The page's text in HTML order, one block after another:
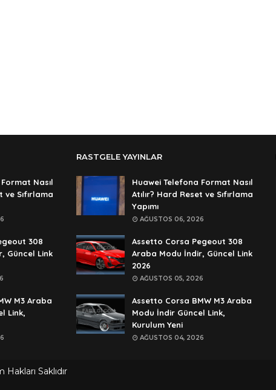
Nasıl
ve Sıfırlama
308
Güncel Link
M3 Araba
Link,
RASTGELE YAYINLAR
Huawei Telefona Format Nasıl
Atılır? Hard Reset ve Sıfırlama
Yapımı
AĞUSTOS 06, 2026
Assetto Corsa Pegeout 308
Araba Modu İndir, Güncel Link
2026
AĞUSTOS 05, 2026
Assetto Corsa BMW M3 Araba
Modu İndir Güncel Link,
Kurulum Yeni
AĞUSTOS 04, 2026
Hakları Saklıdır